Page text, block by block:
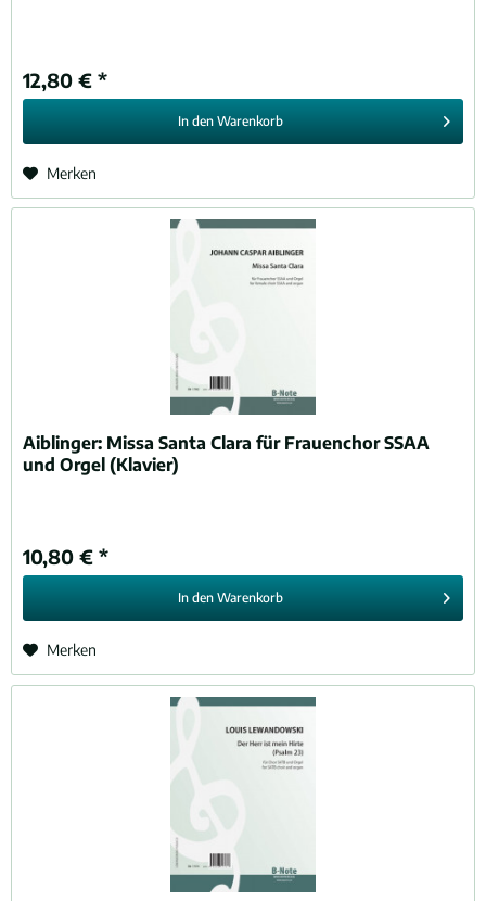
12,80 € *
In den Warenkorb
Merken
Aiblinger: Missa Santa Clara für Frauenchor SSAA
und Orgel (Klavier)
10,80 € *
In den Warenkorb
Merken